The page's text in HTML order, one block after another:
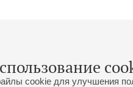
cookie для улучшения